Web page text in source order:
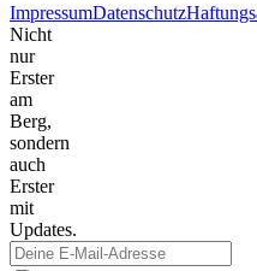
ImpressumDatenschutz
Nicht
nur
Erster
am
Berg,
sondern
auch
Erster
mit
Updates.